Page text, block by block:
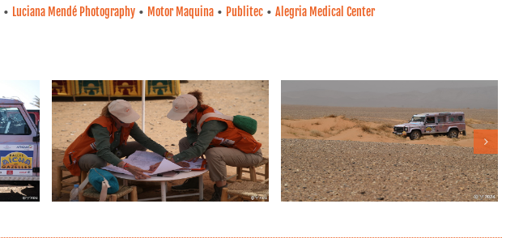
• Luciana Mendé Photography • Motor Maquina • Publitec • Alegria Medical Center